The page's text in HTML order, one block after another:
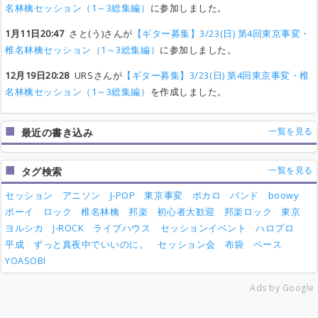
名林檎セッション（1～3総集編） に参加しました。
1月11日20:47さと(う)さんが 【ギター募集】3/23(日) 第4回東京事変・
椎名林檎セッション（1～3総集編） に参加しました。
12月19日20:28URSさんが 【ギター募集】3/23(日) 第4回東京事変・椎
名林檎セッション（1～3総集編） を作成しました。
最近の書き込み 一覧を見る
タグ検索 一覧を見る
セッション アニソン J-POP 東京事変 ボカロ バンド
boowy
ボーイ
ロック 椎名林檎 邦楽 初心者大歓迎 邦楽ロック
東京
ヨルシカ
J-ROCK ライブハウス セッションイベント
ハロプロ
平成
ずっと真夜中でいいのに。 セッション会 布袋
ベース
YOASOBI
Ads by Google